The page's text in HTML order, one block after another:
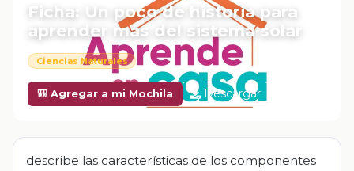
Ficha: Un poco de historia para
aprender más del sistema solar
Ciencias Naturales
🎒 Agregar a mi Mochila Descargar
describe las características de los componentes